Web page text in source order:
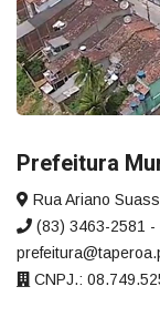
Prefeitura
Rua Ariano
(83) 3463-2581
CNPJ.: